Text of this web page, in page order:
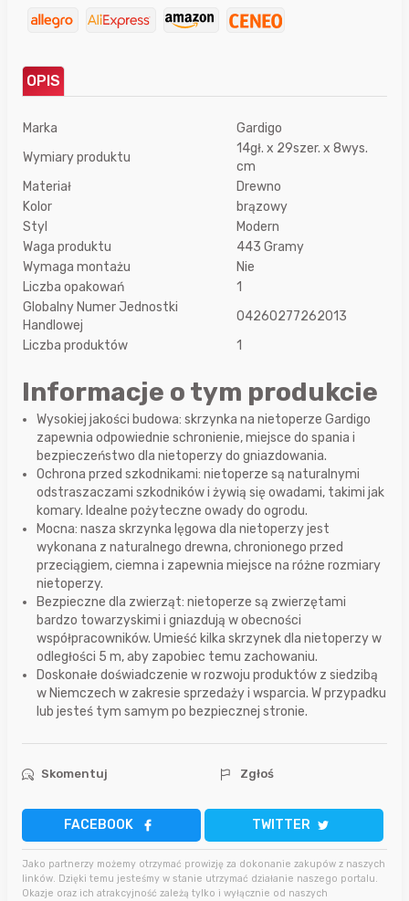
OPIS
Marka
Gardigo
Wymiary produktu
14gł. x 29szer. x 8wys.
cm
Materiał
Drewno
Kolor
brązowy
Styl
Modern
Waga produktu
443 Gramy
Wymaga montażu
Nie
Liczba opakowań
1
Globalny Numer Jednostki
Handlowej
04260277262013
Liczba produktów
1
Informacje o tym produkcie
Wysokiej jakości budowa: skrzynka na nietoperze Gardigo
zapewnia odpowiednie schronienie, miejsce do spania i
bezpieczeństwo dla nietoperzy do gniazdowania.
Ochrona przed szkodnikami: nietoperze są naturalnymi
odstraszaczami szkodników i żywią się owadami, takimi jak
komary. Idealne pożyteczne owady do ogrodu.
Mocna: nasza skrzynka lęgowa dla nietoperzy jest
wykonana z naturalnego drewna, chronionego przed
przeciągiem, ciemna i zapewnia miejsce na różne rozmiary
nietoperzy.
Bezpieczne dla zwierząt: nietoperze są zwierzętami
bardzo towarzyskimi i gniazdują w obecności
współpracowników. Umieść kilka skrzynek dla nietoperzy w
odległości 5 m, aby zapobiec temu zachowaniu.
Doskonałe doświadczenie w rozwoju produktów z siedzibą
w Niemczech w zakresie sprzedaży i wsparcia. W przypadku
lub jesteś tym samym po bezpiecznej stronie.
Skomentuj Zgłoś
FACEBOOK TWITTER
Jako partnerzy możemy otrzymać prowizję za dokonanie zakupów z naszych
linków. Dzięki temu jesteśmy w stanie utrzymać działanie naszego portalu.
Okazje oraz ich atrakcyjność zależą tylko i wyłącznie od naszych